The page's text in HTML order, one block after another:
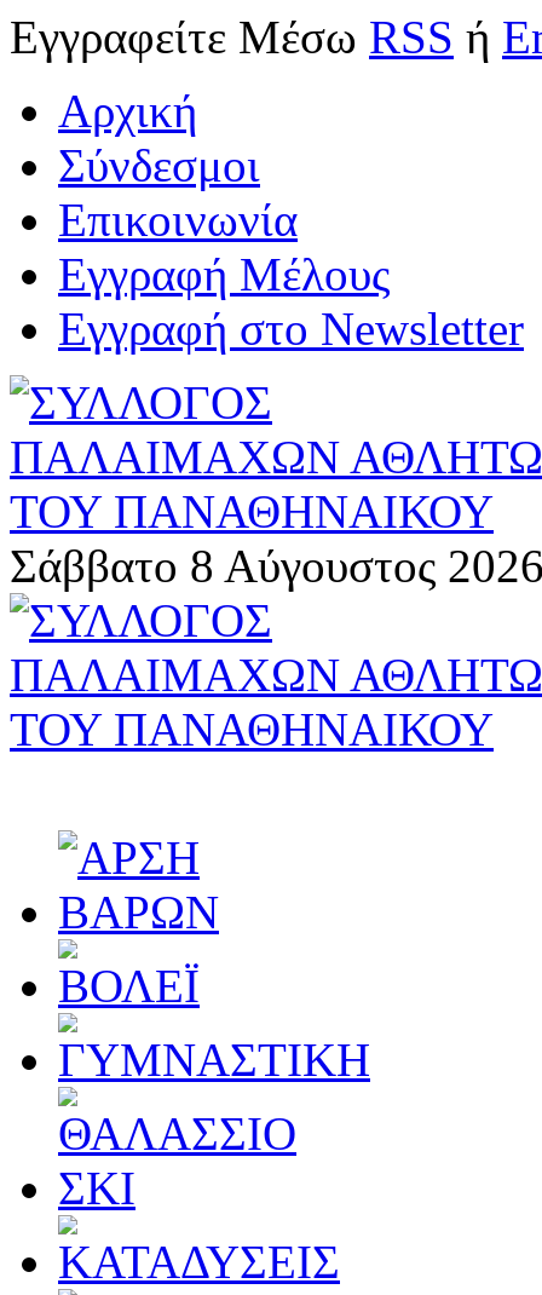
Εγγραφείτε Μέσω RSS ή
Αρχική
Σύνδεσμοι
Επικοινωνία
Εγγραφή Μέλους
Εγγραφή στο Newsletter
Σάββατο 8 Αύγουστος